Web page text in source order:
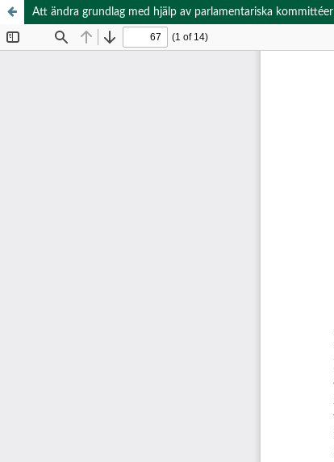
Att ändra grundlag med hjälp av parlamentariska kommittéer